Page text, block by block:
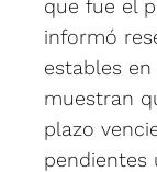
que fue el
informó
estables
muestran
plazo
pendientes